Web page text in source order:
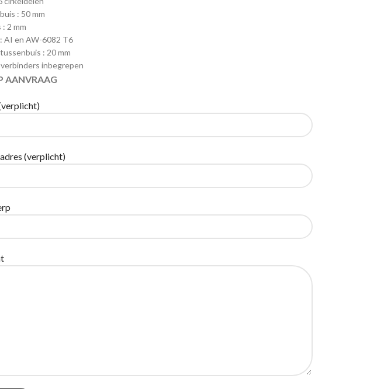
: 50 mm
2 mm
AI en AW-6082 T6
: 20 mm
inbegrepen
AANVRAAG
(verplicht)